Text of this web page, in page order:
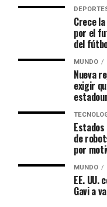
Crece
por el
del
MUNDO
Nueva
exigir
de
por
MUNDO
EE. UU.
Gavi a